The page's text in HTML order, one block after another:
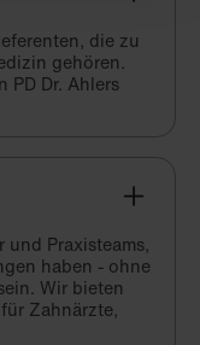
die zu
gehören.
PD Dr. Ahlers
Praxisteams,
haben - ohne
Wir bieten
Zahnärzte,